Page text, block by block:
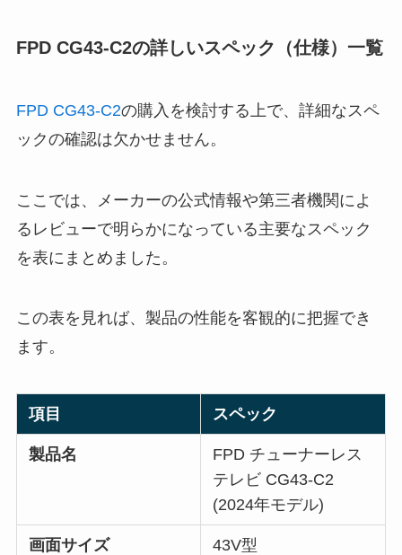
FPD CG43-C2の詳しいスペック（仕様）一覧
FPD CG43-C2の購入を検討する上で、詳細なスペ
ックの確認は欠かせません。
ここでは、メーカーの公式情報や第三者機関によ
るレビューで明らかになっている主要なスペック
を表にまとめました。
この表を見れば、製品の性能を客観的に把握でき
ます。
項目 スペック
製品名
FPD チューナーレス
テレビ CG43-C2
(2024年モデル)
画面サイズ 43V型